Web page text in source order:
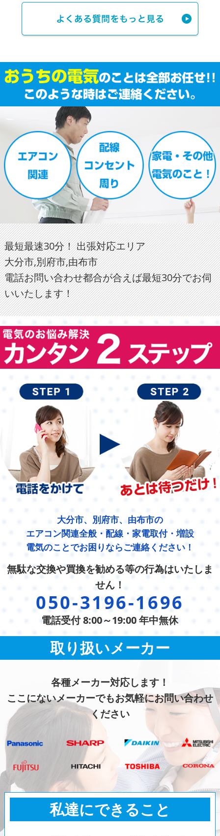
最短最速30分！ 出張対応エリア
大分市,別府市,由布市
電話お問い合わせ都合が合えば最短30分でお伺
いいたします！
大分市、別府市、由布市の
エアコン関連全般・配線・家電取付・増設
電気のことでお困りならご連絡ください！
無駄な交換や買換を勧める等の行為はいたしま
せん！
050-3196-1696
電話受付 8:00～19:00 年中無休
取り扱いメーカー
各種メーカー対応します！
ここにないメーカーでもお気軽にお問い合わせ
ください
私達にできること